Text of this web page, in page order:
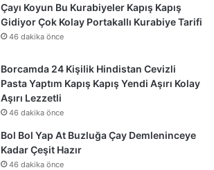
Çayı Koyun Bu Kurabiyeler Kapış Kapış
Gidiyor Çok Kolay Portakallı Kurabiye Tarifi
46 dakika önce
Borcamda 24 Kişilik Hindistan Cevizli
Pasta Yaptım Kapış Kapış Yendi Aşırı Kolay
Aşırı Lezzetli
46 dakika önce
Bol Bol Yap At Buzluğa Çay Demleninceye
Kadar Çeşit Hazır
46 dakika önce